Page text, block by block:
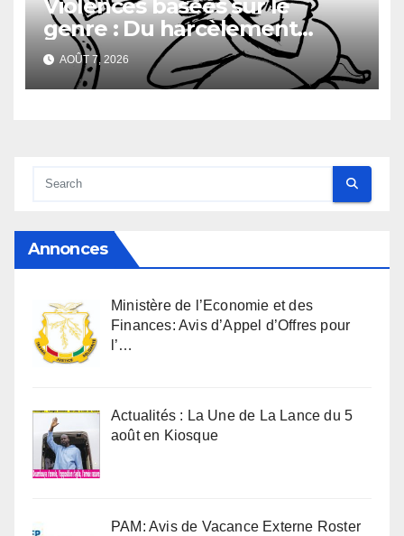
Violences basées sur le
genre : Du harcèlement
sexuel
AOÛT 7, 2026
Annonces
Ministère de l’Economie et des
Finances: Avis d’Appel d’Offres pour
l’…
Actualités : La Une de La Lance du 5
août en Kiosque
PAM: Avis de Vacance Externe Roster